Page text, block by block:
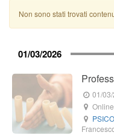
Non sono stati trovati
01/03/2026
01/
Online